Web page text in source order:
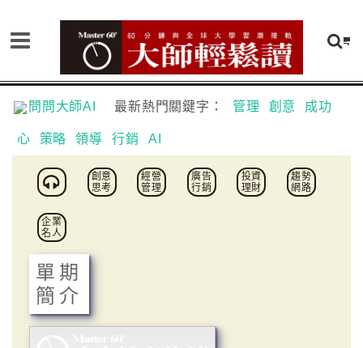
問問大師AI 最新熱門關鍵字： 管理 創意 成功
心 策略 領導 行銷 AI
創意
思考
經營
管理
廣告
行銷
投資
理財
趨勢
網路
企業
名人
單期
簡介